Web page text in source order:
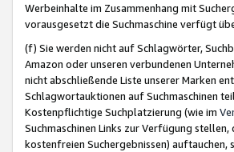
Werbeinhalte im Zusammenhang mit
vorausgesetzt die Suchmaschine verfügt
(f) Sie werden nicht auf Schlagwörter,
Amazon oder unseren verbundenen
nicht abschließende Liste unserer Marken
Schlagwortauktionen auf Suchmaschinen
Kostenpflichtige Suchplatzierung (wie im
Suchmaschinen Links zur Verfügung
kostenfreien Suchergebnissen) auftauchen,